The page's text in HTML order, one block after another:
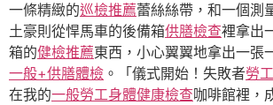
一條精緻的巡檢推薦蕾絲絲帶，和一個測
土豪則從悍馬車的後備箱供膳檢查裡拿出
箱的健檢推薦東西，小心翼翼地拿出一張
一般+供膳體檢 。「儀式開始！失敗者勞
在我的一般勞工身體健康檢查咖啡館裡，